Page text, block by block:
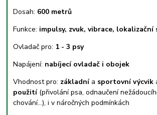
Dosah: 600 metrů
Funkce: impulsy, zvuk, vibrace, lokalizační
Ovladač pro: 1 - 3 psy
Napájení: nabíjecí ovladač i obojek
Vhodnost pro: základní a sportovní výcvik
použití(přivolání psa, odnaučení
chování...), i v náročných podmínkách